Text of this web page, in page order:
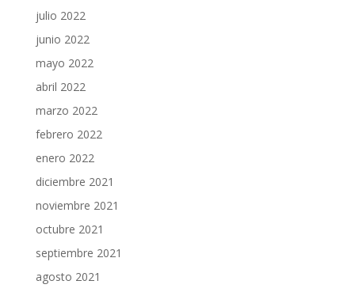
julio 2022
junio 2022
mayo 2022
abril 2022
marzo 2022
febrero 2022
enero 2022
diciembre 2021
noviembre 2021
octubre 2021
septiembre 2021
agosto 2021